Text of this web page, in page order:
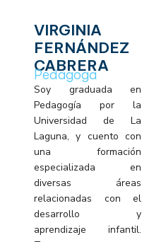
VIRGINIA
FERNÁNDEZ
CABRERA
Pedagoga
Soy graduada en
Pedagogía por la
Universidad de La
Laguna, y cuento con
una formación
especializada en
diversas áreas
relacionadas con el
desarrollo y
aprendizaje infantil.